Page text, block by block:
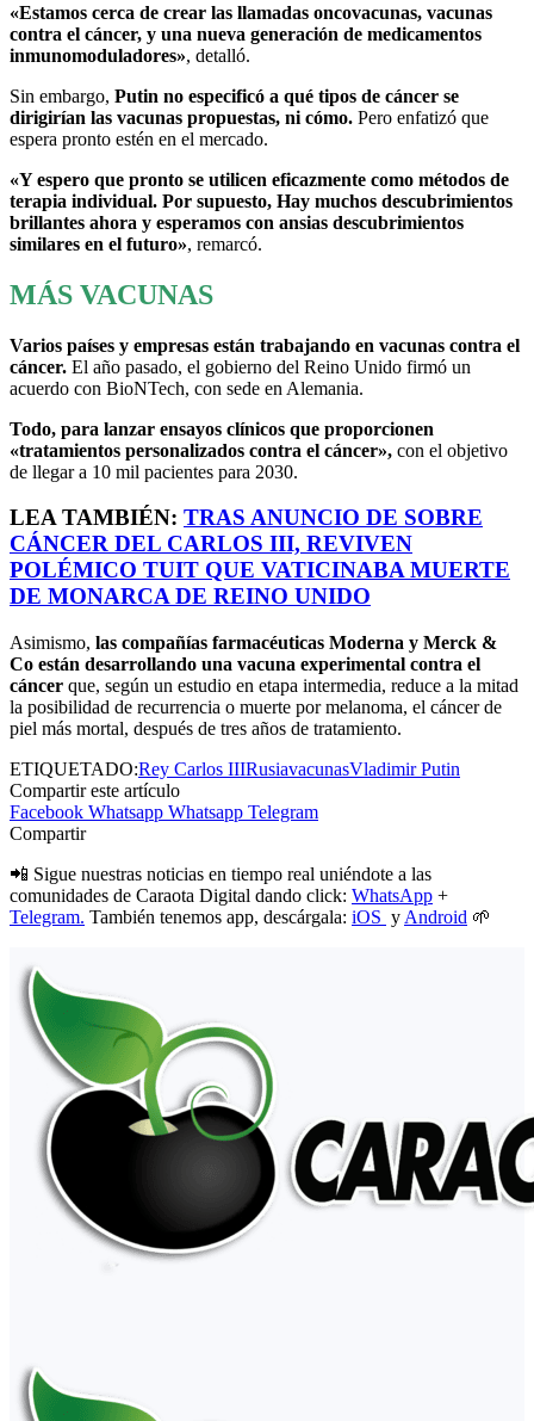
«Estamos cerca de crear las llamadas oncovacunas, vacunas
contra el cáncer, y una nueva generación de medicamentos
inmunomoduladores», detalló.
Sin embargo, Putin no especificó a qué tipos de cáncer se
dirigirían las vacunas propuestas, ni cómo. Pero enfatizó que
espera pronto estén en el mercado.
«Y espero que pronto se utilicen eficazmente como métodos de
terapia individual. Por supuesto, Hay muchos descubrimientos
brillantes ahora y esperamos con ansias descubrimientos
similares en el futuro», remarcó.
MÁS VACUNAS
Varios países y empresas están trabajando en vacunas contra el
cáncer. El año pasado, el gobierno del Reino Unido firmó un
acuerdo con BioNTech, con sede en Alemania.
Todo, para lanzar ensayos clínicos que proporcionen
«tratamientos personalizados contra el cáncer», con el objetivo
de llegar a 10 mil pacientes para 2030.
LEA TAMBIÉN: TRAS ANUNCIO DE SOBRE
CÁNCER DEL CARLOS III, REVIVEN
POLÉMICO TUIT QUE VATICINABA MUERTE
DE MONARCA DE REINO UNIDO
Asimismo, las compañías farmacéuticas Moderna y Merck &
Co están desarrollando una vacuna experimental contra el
cáncer que, según un estudio en etapa intermedia, reduce a la mitad
la posibilidad de recurrencia o muerte por melanoma, el cáncer de
piel más mortal, después de tres años de tratamiento.
ETIQUETADO:Rey Carlos IIIRusiavacunasVladimir Putin
Compartir este artículo
Facebook Whatsapp Whatsapp Telegram
Compartir
📲 Sigue nuestras noticias en tiempo real uniéndote a las
comunidades de Caraota Digital dando click: WhatsApp +
Telegram. También tenemos app, descárgala: iOS y Android 🌱